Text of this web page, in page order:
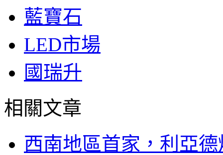
藍寶石
LED市場
國瑞升
相關文章
西南地區首家，利亞